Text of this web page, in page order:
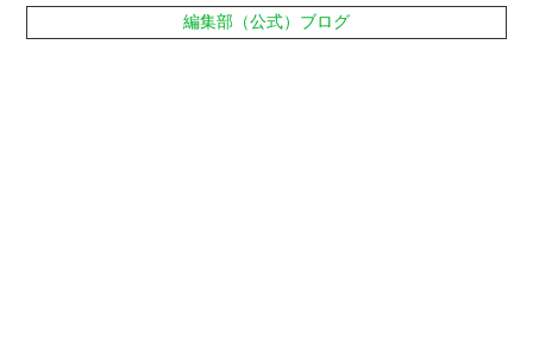
編集部（公式）ブログ